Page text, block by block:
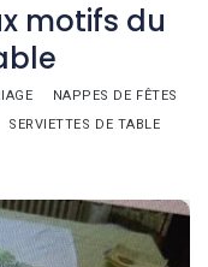
motifs du
NAPPES DE FÊTES
SERVIETTES DE TABLE